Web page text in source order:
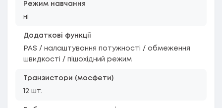
Режим навчання
ні
Додаткові функції
PAS / налаштування потужності / обмеження
швидкості / пішохідний режим
Транзистори (мосфети)
12 шт.